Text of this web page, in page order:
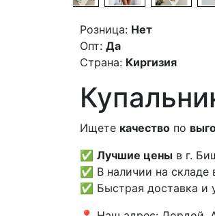
Розница: Нет
Опт: Да
Страна: Киргизия
Ищете качество по
✅ Лучшие цены в г.
✅ В наличии на складе
✅ Быстрая доставка и